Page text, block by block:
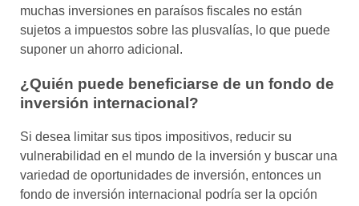
muchas inversiones en paraísos fiscales no están
sujetos a impuestos sobre las plusvalías, lo que puede
suponer un ahorro adicional.
¿Quién puede beneficiarse de un fondo de
inversión internacional?
Si desea limitar sus tipos impositivos, reducir su
vulnerabilidad en el mundo de la inversión y buscar una
variedad de oportunidades de inversión, entonces un
fondo de inversión internacional podría ser la opción